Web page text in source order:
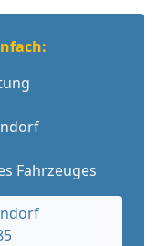
Fahrzeuges